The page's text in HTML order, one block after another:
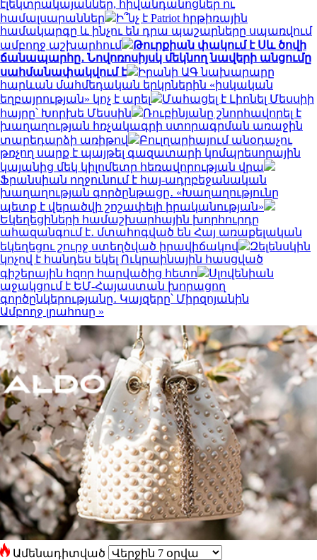
էլեկտրակայաններ, հիվանդանոցներ ու
համալսարաններ
Ի՞նչ է Patriot հրթիռային
համակարգը և ինչու են դրա պաշարները սպառվում
ամբողջ աշխարհում
Թուրքիան փակում է Սև ծովի
ճանապարհը․ Նովոռոսիյսկ մեկնող նավերի անցումը
սահմանափակվում է
Իրանի ԱԳ նախարարը
հարևան մահմեդական երկրներին «իսկական
եղբայրության» կոչ է արել
Մահացել է Լիոնել Մեսսիի
հայրը՝ Խորխե Մեսսին
Ռուբինյանը շնորհավորել է
խաղաղության հռչակագրի ստորագրման առաջին
տարեդարձի առիթով
Բուլղարիայում անօդաչու
թռչող սարք է պայթել գազատարի կոմպրեսորային
կայանից մեկ կիլոմետր հեռավորության վրա
Ֆրանսիան ողջունում է հայ-ադրբեջանական
խաղաղության գործընթացը․ «Խաղաղությունը
պետք է վերածվի շոշափելի իրականության»
Եկեղեցիների համաշխարհային խորհուրդը
ահազանգում է․ մտահոգված են Հայ առաքելական
եկեղեցու շուրջ ստեղծված իրավիճակով
Զելենսկին
կոչով է հանդես եկել Ուկրաինային հասցված
գիշերային հզոր հարվածից հետո
Սլովենիան
աջակցում է ԵՄ-Հայաստան խորացող
գործընկերությանը․ Կայզերը՝ Միրզոյանին
Ամբողջ լրահոսը »
Ամենադիտված